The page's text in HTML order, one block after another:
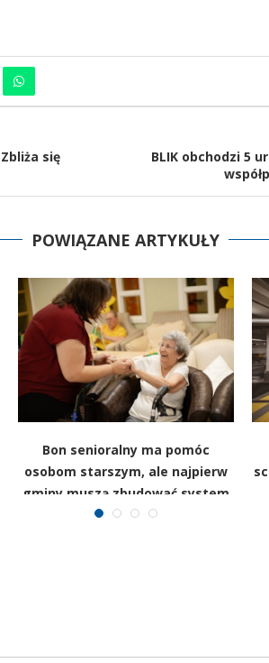
się
BLIK obchodzi 5
POWIĄZANE ARTYKUŁY
Bon senioralny ma pomóc
osobom starszym, ale najpierw
gminy muszą zbudować system